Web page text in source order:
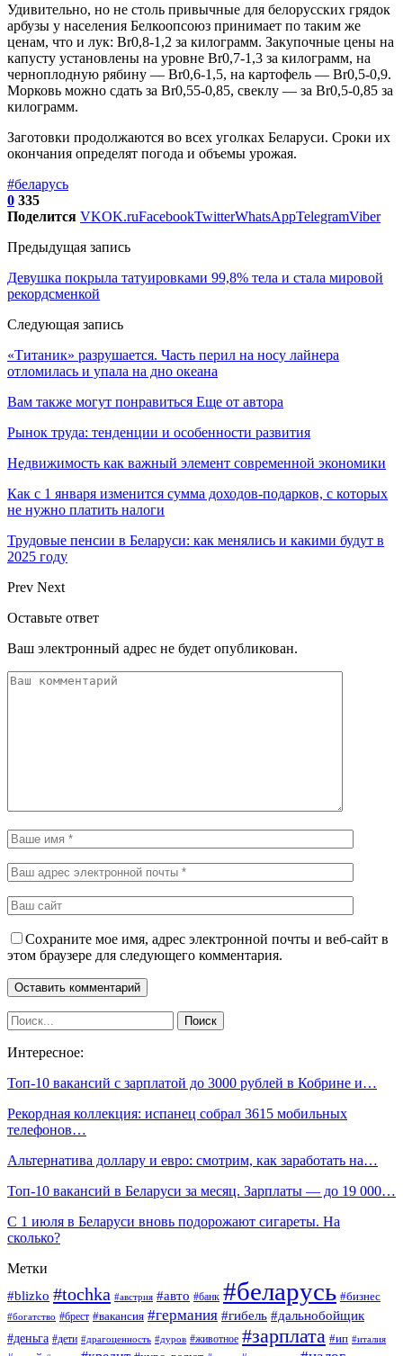
Удивительно, но не столь привычные для белорусских грядок
арбузы у населения Белкоопсоюз принимает по таким же
ценам, что и лук: Br0,8-1,2 за килограмм. Закупочные цены на
капусту установлены на уровне Br0,7-1,3 за килограмм, на
черноплодную рябину — Br0,6-1,5, на картофель — Br0,5-0,9.
Морковь можно сдать за Br0,55-0,85, свеклу — за Br0,5-0,85 за
килограмм.
Заготовки продолжаются во всех уголках Беларуси. Сроки их
окончания определят погода и объемы урожая.
#беларусь
0 335
Поделится VKOK.ruFacebookTwitterWhatsAppTelegramViber
Предыдущая запись
Девушка покрыла татуировками 99,8% тела и стала мировой
рекордсменкой
Следующая запись
«Титаник» разрушается. Часть перил на носу лайнера
отломилась и упала на дно океана
Вам также могут понравиться Еще от автора
Рынок труда: тенденции и особенности развития
Недвижимость как важный элемент современной экономики
Как с 1 января изменится сумма доходов-подарков, с которых
не нужно платить налоги
Трудовые пенсии в Беларуси: как менялись и какими будут в
2025 году
Prev Next
Оставьте ответ
Ваш электронный адрес не будет опубликован.
Сохраните мое имя, адрес электронной почты и веб-сайт в
этом браузере для следующего комментария.
Интересное:
Топ-10 вакансий с зарплатой до 3000 рублей в Кобрине и…
Рекордная коллекция: испанец собрал 3615 мобильных
телефонов…
Альтернатива доллару и евро: смотрим, как заработать на…
Топ-10 вакансий в Беларуси за месяц. Зарплаты — до 19 000…
С 1 июля в Беларуси вновь подорожают сигареты. На
сколько?
Метки
#blizko #tochka #австрия #авто #банк #беларусь #бизнес
#богатство #брест #вакансия #германия #гибель #дальнобойщик
#деньга #дети #драгоценность #дуров #животное #зарплата #ип #италия